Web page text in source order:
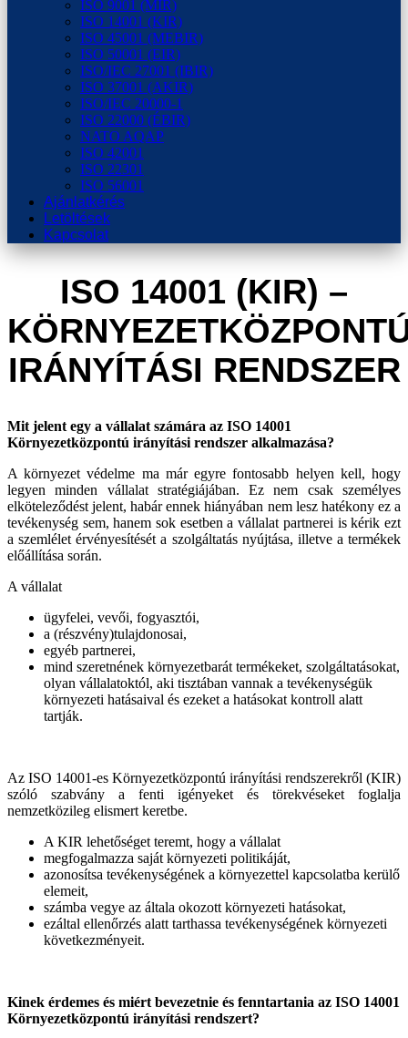
ISO 9001 (MIR)
ISO 14001 (KIR)
ISO 45001 (MEBIR)
ISO 50001 (EIR)
ISO/IEC 27001 (IBIR)
ISO 37001 (AKIR)
ISO/IEC 20000-1
ISO 22000 (ÉBIR)
NATO AQAP
ISO 42001
ISO 22301
ISO 56001
Ajánlatkérés
Letöltések
Kapcsolat
ISO 14001 (KIR) –
IRÁNYÍTÁSI RENDSZER
Mit jelent egy a vállalat számára az ISO 14001
Környezetközpontú irányítási rendszer alkalmazása?
A környezet védelme ma már egyre fontosabb helyen kell, hogy
legyen minden vállalat stratégiájában. Ez nem csak személyes
elköteleződést jelent, habár ennek hiányában nem lesz hatékony ez a
tevékenység sem, hanem sok esetben a vállalat partnerei is kérik ezt
a szemlélet érvényesítését a szolgáltatás nyújtása, illetve a termékek
előállítása során.
A vállalat
ügyfelei, vevői, fogyasztói,
a (részvény)tulajdonosai,
egyéb partnerei,
mind szeretnének környezetbarát termékeket, szolgáltatásokat,
olyan vállalatoktól, aki tisztában vannak a tevékenységük
környezeti hatásaival és ezeket a hatásokat kontroll alatt
tartják.
Az ISO 14001-es Környezetközpontú irányítási rendszerekről (KIR)
szóló szabvány a fenti igényeket és törekvéseket foglalja
nemzetközileg elismert keretbe.
A KIR lehetőséget teremt, hogy a vállalat
megfogalmazza saját környezeti politikáját,
azonosítsa tevékenységének a környezettel kapcsolatba kerülő
elemeit,
számba vegye az általa okozott környezeti hatásokat,
ezáltal ellenőrzés alatt tarthassa tevékenységének környezeti
következményeit.
Kinek érdemes és miért bevezetnie és fenntartania az ISO 14001
Környezetközpontú irányítási rendszert?